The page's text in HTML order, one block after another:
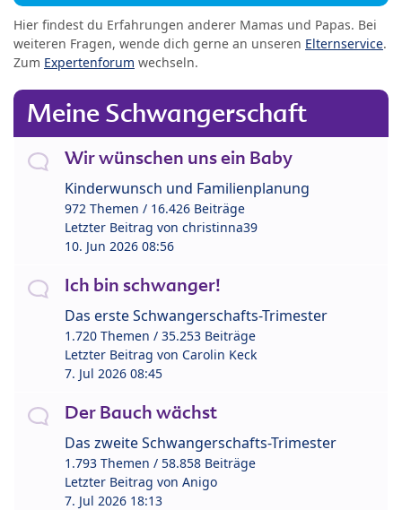
Hier findest du Erfahrungen anderer Mamas und Papas. Bei
weiteren Fragen, wende dich gerne an unseren Elternservice.
Zum Expertenforum wechseln.
Meine Schwangerschaft
Wir wünschen uns ein Baby
Kinderwunsch und Familienplanung
972 Themen / 16.426 Beiträge
Letzter Beitrag von christinna39
10. Jun 2026 08:56
Ich bin schwanger!
Das erste Schwangerschafts-Trimester
1.720 Themen / 35.253 Beiträge
Letzter Beitrag von Carolin Keck
7. Jul 2026 08:45
Der Bauch wächst
Das zweite Schwangerschafts-Trimester
1.793 Themen / 58.858 Beiträge
Letzter Beitrag von Anigo
7. Jul 2026 18:13